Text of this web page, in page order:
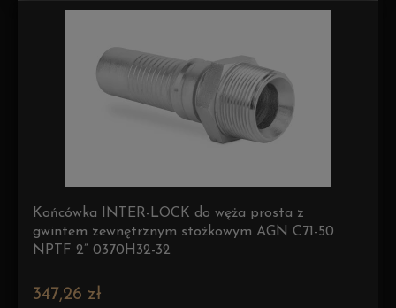
Końcówka INTER-LOCK do węża prosta z
gwintem zewnętrznym stożkowym AGN C71-50
NPTF 2” 0370H32-32
347,26 zł